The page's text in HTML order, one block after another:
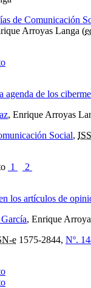
de Comunicación
Arroyas Langa (
agenda de los
, Enrique Arroyas
Social,
1 2
los artículos de
, Enrique
e 1575-2844, Nº.